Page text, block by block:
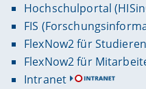
Hochschulportal
FIS
FlexNow2 für
FlexNow2 für
Intranet